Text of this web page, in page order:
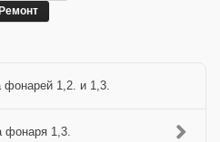
фонарей 1,2. и 1,3.
фонаря 1,3.